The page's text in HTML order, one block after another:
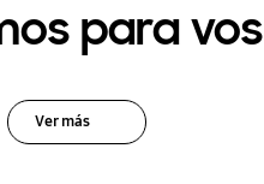
para vos
Ver más